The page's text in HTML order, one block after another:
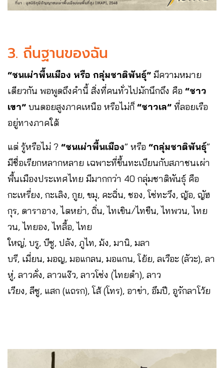
3. ถิ่นฐานของฉัน
“ชนเผ่าพื้นเมือง หรือ กลุ่มชาติพันธุ์” มีความหมาย
เดียวกัน พอพูดถึงคำนี้ สิ่งที่คนทั่วไปมักนึกถึง คือ “ชาว
เขา” บนดอยสูงภาคเหนือ หรือไม่ก็ “ชาวเล” ที่ลอยเรือ
อยู่ทางภาคใต้
แต่ รู้หรือไม่ ? “ชนเผ่าพื้นเมือง” หรือ “กลุ่มชาติพันธุ์”
มีชื่อเรียกหลากหลาย เฉพาะที่ขึ้นทะเบียนกับสภาชนเผ่า
พื้นเมืองประเทศไทย มีมากกว่า 40 กลุ่มชาติพันธุ์ คือ
กะเหรี่ยง, กะเลิง, กูย, ขมุ, คะฉิ่น, ชอง, โซ่ทะวึง, ญ้อ, ญัฮ
กุร, ดาราอาง, ไตหย่า, ถิ่น, ไทเขิน/ไทขืน, ไทพวน, ไทย
วน, ไทยอง, ไทลื้อ, ไทย
ใหญ่, บรู, บีซู, ปลัง, ภูไท, ม้ง, มานิ, มลา
บรี, เมี่ยน, มอญ, มอแกลน, มอแกน, โย้ย, ลเวือะ (ลัวะ), ลา
หู่, ลาวคั่ง, ลาวแง๊ว, ลาวโซ่ง (ไทยดำ), ลาว
เวียง, ลีซู, แสก (แถรก), โส้ (โทร), อาข่า, อึมปี, อูรักลาโว้ย